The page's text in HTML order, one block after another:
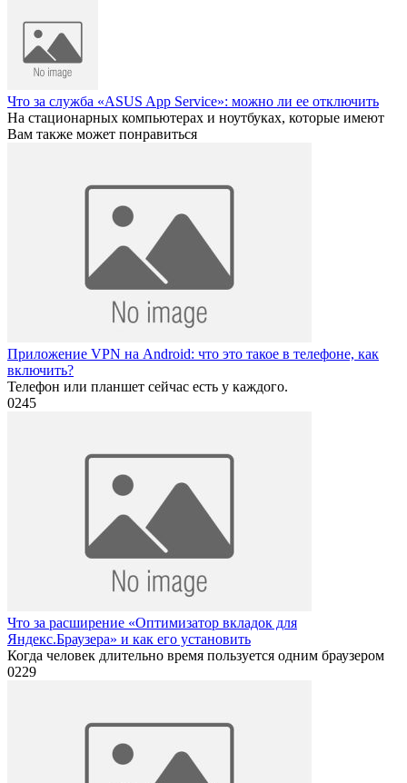
Что за служба «ASUS App Service»: можно ли ее отключить
На стационарных компьютерах и ноутбуках, которые имеют
Вам также может понравиться
Приложение VPN на Android: что это такое в телефоне, как
включить?
Телефон или планшет сейчас есть у каждого.
0245
Что за расширение «Оптимизатор вкладок для
Яндекс.Браузера» и как его установить
Когда человек длительно время пользуется одним браузером
0229